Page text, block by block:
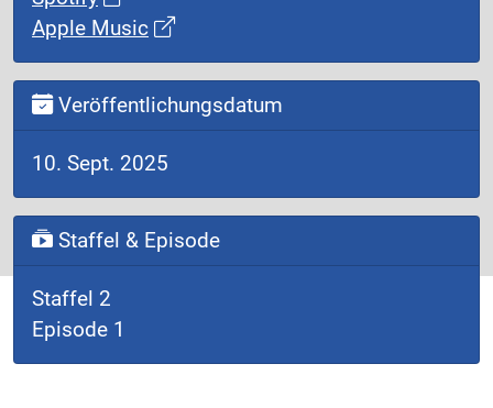
Apple Music
Veröffentlichungsdatum
10. Sept. 2025
Staffel & Episode
Staffel 2
Episode 1